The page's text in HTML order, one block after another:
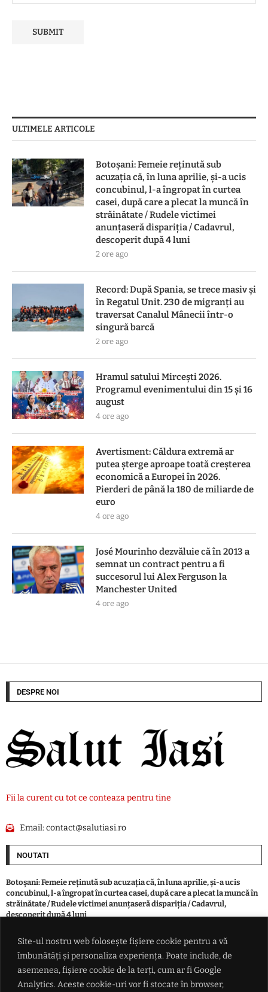
Site-ul nostru web folosește fișiere cookie pentru a vă
îmbunătăți și personaliza experiența. Poate include, de
asemenea, fișiere cookie de la terți, cum ar fi Google
Analytics. Aceste cookie-uri vor fi stocate în browser,
ULTIMELE ARTICOLE
Botoşani: Femeie reţinută sub
acuzaţia că, în luna aprilie, şi-a ucis
concubinul, l-a îngropat în curtea
casei, după care a plecat la muncă în
străinătate / Rudele victimei
anunţaseră dispariţia / Cadavrul,
descoperit după 4 luni
2 ore ago
Record: După Spania, se trece masiv și
în Regatul Unit. 230 de migranți au
traversat Canalul Mânecii într-o
singură barcă
2 ore ago
Hramul satului Mircești 2026.
Programul evenimentului din 15 și 16
august
4 ore ago
Avertisment: Căldura extremă ar
putea șterge aproape toată creșterea
economică a Europei în 2026.
Pierderi de până la 180 de miliarde de
euro
4 ore ago
José Mourinho dezvăluie că în 2013 a
semnat un contract pentru a fi
succesorul lui Alex Ferguson la
Manchester United
4 ore ago
DESPRE NOI
Fii la curent cu tot ce conteaza pentru tine
Email:contact@salutiasi.ro
NOUTATI
Botoşani: Femeie reţinută sub acuzaţia că, în luna aprilie, şi-a ucis
concubinul, l-a îngropat în curtea casei, după care a plecat la muncă în
străinătate / Rudele victimei anunţaseră dispariţia / Cadavrul,
descoperit după 4 luni
Record: După Spania, se trece masiv și în Regatul Unit. 230 de migranți
au traversat Canalul Mânecii într-o singură barcă
Hramul satului Mircești 2026. Programul evenimentului din 15 și 16